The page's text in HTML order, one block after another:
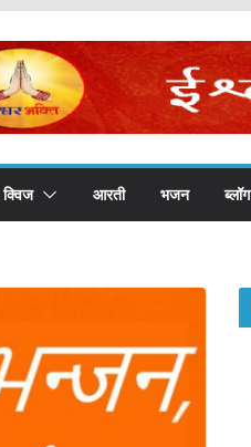
आरती भजन ब्लॉग